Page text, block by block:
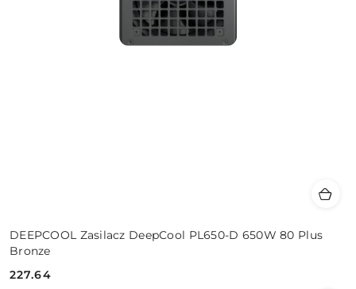
DEEPCOOL Zasilacz DeepCool PL650-D 650W 80 Plus
Bronze
Cena:
227.64